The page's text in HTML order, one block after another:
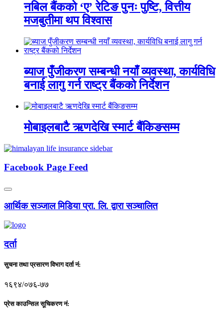
नबिल बैंकको ‘ए’ रेटिङ पुनः पुष्टि, वित्तीय
मजबुतीमा थप विश्वास
ब्याज पुँजीकरण सम्बन्धी नयाँ व्यवस्था, कार्यविधि
बनाई लागु गर्न राष्ट्र बैंकको निर्देशन
मोबाइलबाटै ऋणदेखि स्मार्ट बैंकिङसम्म
Facebook Page Feed
आर्थिक सञ्जाल मिडिया प्रा. लि. द्वारा सञ्चालित
दर्ता
सुचना तथा प्रसारण विभाग दर्ता नं:
१६९४/०७६-७७
प्रेस काउन्सिल सूचिकरण नं: